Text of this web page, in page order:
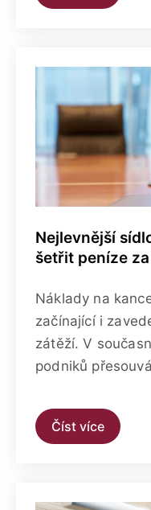
Nejlevnější
šetřit peníze
Náklady na
začínající i
zátěží. V
podniků
Číst více